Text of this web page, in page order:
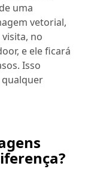
uma
vetorial,
no
e ele ficará
Isso